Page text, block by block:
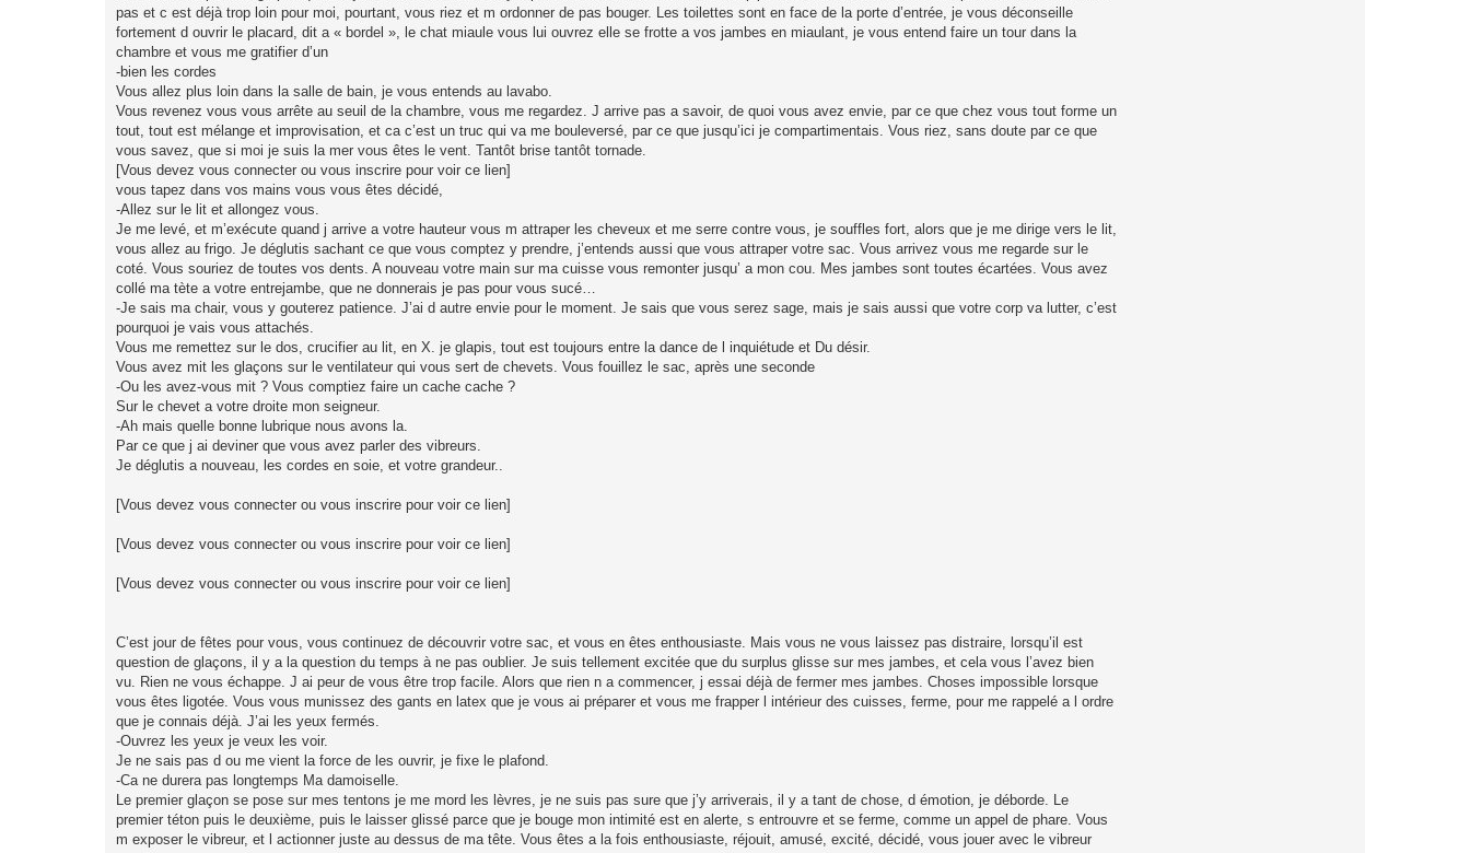
pas et c est déjà trop loin pour moi, pourtant, vous riez et m ordonner de pas bouger. Les toilettes sont en face de la porte d’entrée, je vous déconseille
fortement d ouvrir le placard, dit a « bordel », le chat miaule vous lui ouvrez elle se frotte a vos jambes en miaulant, je vous entend faire un tour dans la
chambre et vous me gratifier d’un
-bien les cordes
Vous allez plus loin dans la salle de bain, je vous entends au lavabo.
Vous revenez vous vous arrête au seuil de la chambre, vous me regardez. J arrive pas a savoir, de quoi vous avez envie, par ce que chez vous tout forme un
tout, tout est mélange et improvisation, et ca c’est un truc qui va me bouleversé, par ce que jusqu’ici je compartimentais. Vous riez, sans doute par ce que
vous savez, que si moi je suis la mer vous êtes le vent. Tantôt brise tantôt tornade.
[Vous devez vous connecter ou vous inscrire pour voir ce lien]
vous tapez dans vos mains vous vous êtes décidé,
-Allez sur le lit et allongez vous.
Je me levé, et m’exécute quand j arrive a votre hauteur vous m attraper les cheveux et me serre contre vous, je souffles fort, alors que je me dirige vers le lit,
vous allez au frigo. Je déglutis sachant ce que vous comptez y prendre, j’entends aussi que vous attraper votre sac. Vous arrivez vous me regarde sur le
coté. Vous souriez de toutes vos dents. A nouveau votre main sur ma cuisse vous remonter jusqu’ a mon cou. Mes jambes sont toutes écartées. Vous avez
collé ma tète a votre entrejambe, que ne donnerais je pas pour vous sucé…
-Je sais ma chair, vous y gouterez patience. J’ai d autre envie pour le moment. Je sais que vous serez sage, mais je sais aussi que votre corp va lutter, c’est
pourquoi je vais vous attachés.
Vous me remettez sur le dos, crucifier au lit, en X. je glapis, tout est toujours entre la dance de l inquiétude et Du désir.
Vous avez mit les glaçons sur le ventilateur qui vous sert de chevets. Vous fouillez le sac, après une seconde
-Ou les avez-vous mit ? Vous comptiez faire un cache cache ?
Sur le chevet a votre droite mon seigneur.
-Ah mais quelle bonne lubrique nous avons la.
Par ce que j ai deviner que vous avez parler des vibreurs.
Je déglutis a nouveau, les cordes en soie, et votre grandeur..
[Vous devez vous connecter ou vous inscrire pour voir ce lien]
[Vous devez vous connecter ou vous inscrire pour voir ce lien]
[Vous devez vous connecter ou vous inscrire pour voir ce lien]
C’est jour de fêtes pour vous, vous continuez de découvrir votre sac, et vous en êtes enthousiaste. Mais vous ne vous laissez pas distraire, lorsqu’il est
question de glaçons, il y a la question du temps à ne pas oublier. Je suis tellement excitée que du surplus glisse sur mes jambes, et cela vous l’avez bien
vu. Rien ne vous échappe. J ai peur de vous être trop facile. Alors que rien n a commencer, j essai déjà de fermer mes jambes. Choses impossible lorsque
vous êtes ligotée. Vous vous munissez des gants en latex que je vous ai préparer et vous me frapper l intérieur des cuisses, ferme, pour me rappelé a l ordre
que je connais déjà. J’ai les yeux fermés.
-Ouvrez les yeux je veux les voir.
Je ne sais pas d ou me vient la force de les ouvrir, je fixe le plafond.
-Ca ne durera pas longtemps Ma damoiselle.
Le premier glaçon se pose sur mes tentons je me mord les lèvres, je ne suis pas sure que j’y arriverais, il y a tant de chose, d émotion, je déborde. Le
premier téton puis le deuxième, puis le laisser glissé parce que je bouge mon intimité est en alerte, s entrouvre et se ferme, comme un appel de phare. Vous
m exposer le vibreur, et l actionner juste au dessus de ma tête. Vous êtes a la fois enthousiaste, réjouit, amusé, excité, décidé, vous jouer avec le vibreur